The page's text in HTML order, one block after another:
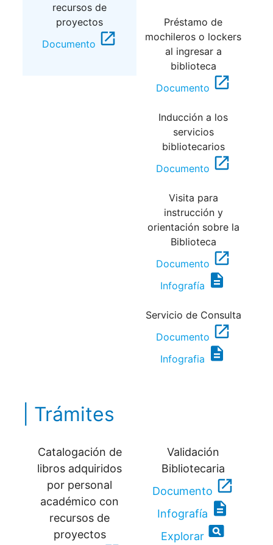
recursos de
proyectos
Documento open_in_new
Préstamo de
mochileros o lockers
al ingresar a
biblioteca
Documento open_in_new
Inducción a los
servicios
bibliotecarios
Documento open_in_new
Visita para
instrucción y
orientación sobre la
Biblioteca
Documento open_in_new
Infografía description
Servicio de Consulta
Documento open_in_new
Infografia description
| Trámites
Catalogación de
libros adquiridos
por personal
académico con
recursos de
proyectos
Validación
Bibliotecaria
Documento open_in_new
Infografía description
Explorar pageview